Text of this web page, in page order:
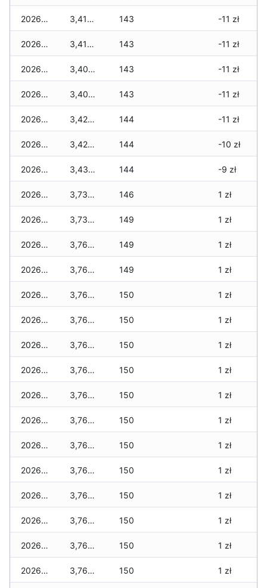
2026-06-15 3,410 zł 143 -11 zł
2026-06-14 3,410 zł 143 -11 zł
2026-06-13 3,400 zł 143 -11 zł
2026-06-12 3,400 zł 143 -11 zł
2026-06-11 3,420 zł 144 -11 zł
2026-06-10 3,420 zł 144 -10 zł
2026-06-09 3,430 zł 144 -9 zł
2026-06-07 3,730 zł 146 1 zł
2026-06-06 3,730 zł 149 1 zł
2026-06-05 3,760 zł 149 1 zł
2026-06-04 3,760 zł 149 1 zł
2026-06-03 3,760 zł 150 1 zł
2026-06-02 3,760 zł 150 1 zł
2026-06-01 3,760 zł 150 1 zł
2026-05-31 3,760 zł 150 1 zł
2026-05-30 3,760 zł 150 1 zł
2026-05-29 3,760 zł 150 1 zł
2026-05-28 3,760 zł 150 1 zł
2026-05-27 3,760 zł 150 1 zł
2026-05-26 3,760 zł 150 1 zł
2026-05-25 3,760 zł 150 1 zł
2026-05-24 3,760 zł 150 1 zł
2026-05-23 3,760 zł 150 1 zł